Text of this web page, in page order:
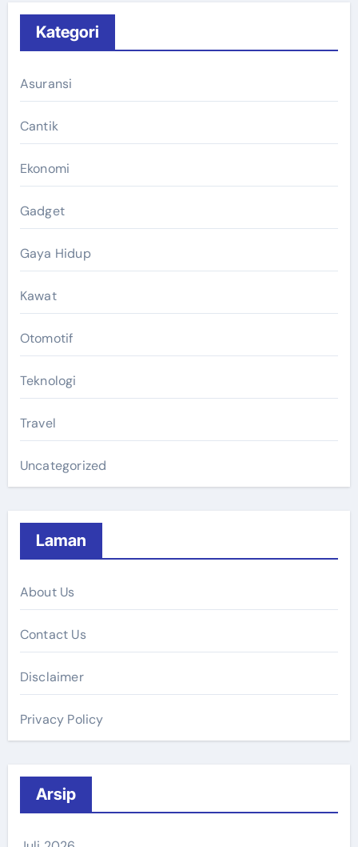
Kategori
Asuransi
Cantik
Ekonomi
Gadget
Gaya Hidup
Kawat
Otomotif
Teknologi
Travel
Uncategorized
Laman
About Us
Contact Us
Disclaimer
Privacy Policy
Arsip